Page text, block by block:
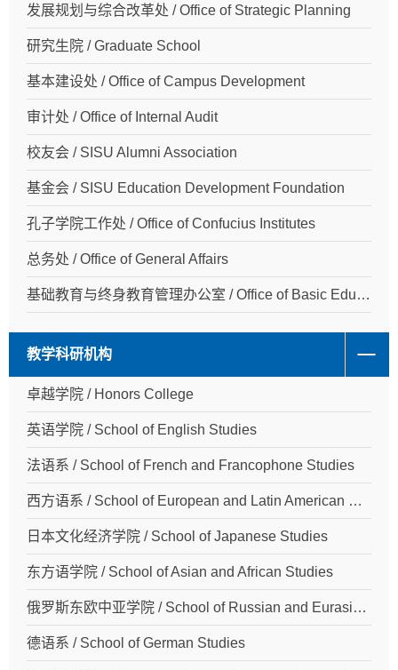
发展规划与综合改革处 / Office of Strategic Planning
研究生院 / Graduate School
基本建设处 / Office of Campus Development
审计处 / Office of Internal Audit
校友会 / SISU Alumni Association
基金会 / SISU Education Development Foundation
孔子学院工作处 / Office of Confucius Institutes
总务处 / Office of General Affairs
基础教育与终身教育管理办公室 / Office of Basic Education and Lifelong Education
教学科研机构
卓越学院 / Honors College
英语学院 / School of English Studies
法语系 / School of French and Francophone Studies
西方语系 / School of European and Latin American Studies
日本文化经济学院 / School of Japanese Studies
东方语学院 / School of Asian and African Studies
俄罗斯东欧中亚学院 / School of Russian and Eurasian Studies
德语系 / School of German Studies